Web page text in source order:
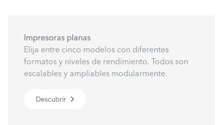
Impresoras planas
Elija entre cinco modelos con diferentes
formatos y niveles de rendimiento. Todos son
escalables y ampliables modularmente.
Descubrir